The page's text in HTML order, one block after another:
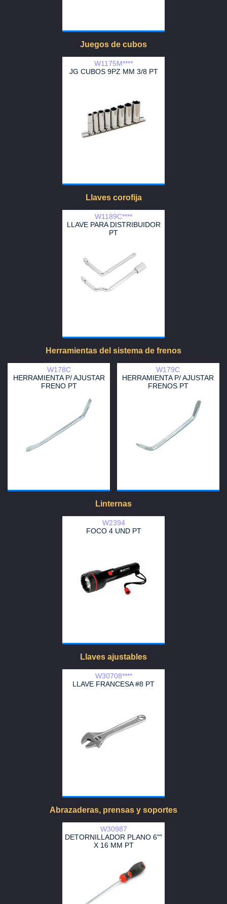
Juegos de cubos
W1175M****
JG CUBOS 9PZ MM 3/8 PT
Llaves corofija
W1189C****
LLAVE PARA DISTRIBUIDOR
PT
Herramientas del sistema de frenos
W178C
HERRAMIENTA P/ AJUSTAR
FRENO PT
W179C
HERRAMIENTA P/ AJUSTAR
FRENOS PT
Linternas
W2394
FOCO 4 UND PT
Llaves ajustables
W30708****
LLAVE FRANCESA #8 PT
Abrazaderas, prensas y soportes
W30987
DETORNILLADOR PLANO 6""
X 16 MM PT